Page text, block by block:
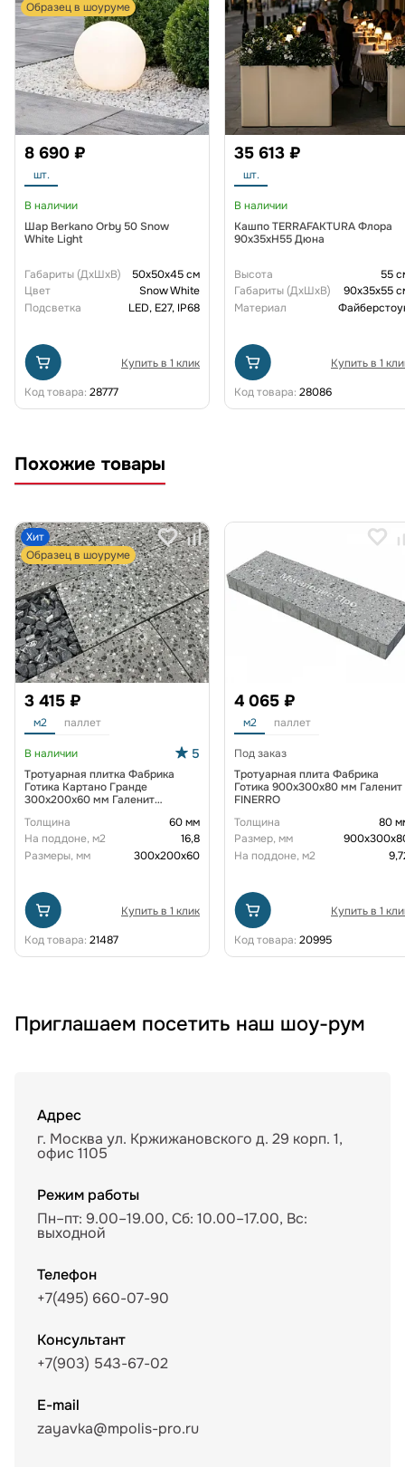
Образец в шоуруме
8 690 ₽
шт.
В наличии
Шар Berkano Orby 50 Snow
White Light
Габариты (ДxШxВ)
50x50x45 см
Цвет
Snow White
Подсветка
LED, E27, IP68
Купить в 1 клик
Код товара: 28777
35 613 ₽
шт.
В наличии
Кашпо TERRAFAKTURA Флора
90x35xH55 Дюна
Высота
55
Габариты (ДxШxВ)
90x35x55
Материал
Купить в 1
Код товара: 28086
Похожие товары
Хит
Образец в шоуруме
3 415 ₽
м2 паллет
В наличии 5
Тротуарная плитка Фабрика
Готика Картано Гранде
300х200х60 мм Галенит
Толщина
60 мм
На поддоне, м2
16,8
Размеры, мм
300х200х60
Купить в 1 клик
Код товара: 21487
4 065 ₽
м2 паллет
Под заказ
Тротуарная плита Фабрика
Готика 900х300х80 мм Галенит
FINERRO
Толщина
80
Размер, мм
На поддоне, м2
Купить в 1
Код товара: 20995
Приглашаем посетить наш шоу-рум
Адрес
г. Москва ул. Кржижановского д. 29 корп. 1,
офис 1105
Режим работы
Пн–пт: 9.00–19.00, Сб: 10.00–17.00, Вс:
выходной
Телефон
+7(495) 660-07-90
Консультант
+7(903) 543-67-02
E-mail
zayavka@mpolis-pro.ru